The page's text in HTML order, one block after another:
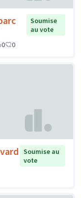
Soumise
au vote
0 0
Soumise au
vote